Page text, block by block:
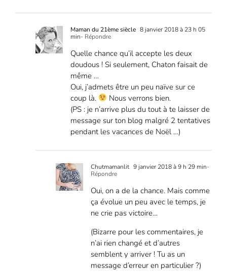
Maman du 21ème siècle 8 janvier 2018 à 23 h 05
min- Répondre
Quelle chance qu’il accepte les deux
doudous ! Si seulement, Chaton faisait de
même …
Oui, j’admets être un peu naïve sur ce
coup là.
Nous verrons bien.
(PS : je n’arrive plus du tout à te laisser de
message sur ton blog malgré 2 tentatives
pendant les vacances de Noël …)
Chutmamanlit 9 janvier 2018 à 9 h 29 min-
Répondre
Oui, on a de la chance. Mais comme
ça évolue un peu avec le temps, je
ne crie pas victoire…
(Bizarre pour les commentaires, je
n’ai rien changé et d’autres
semblent y arriver ! Tu as un
message d’erreur en particulier ?)